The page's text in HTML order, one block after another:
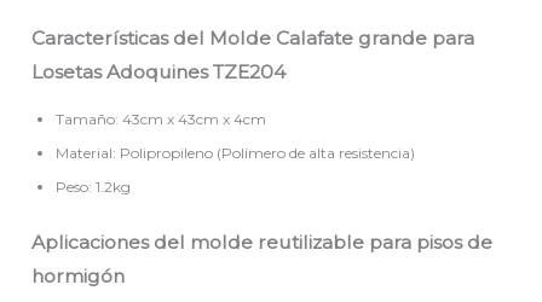
Características del Molde Calafate grande para
Losetas Adoquines TZE204
Tamaño: 43cm x 43cm x 4cm
Material: Polipropileno (Polímero de alta resistencia)
Peso: 1.2kg
Aplicaciones del molde reutilizable para pisos de
hormigón